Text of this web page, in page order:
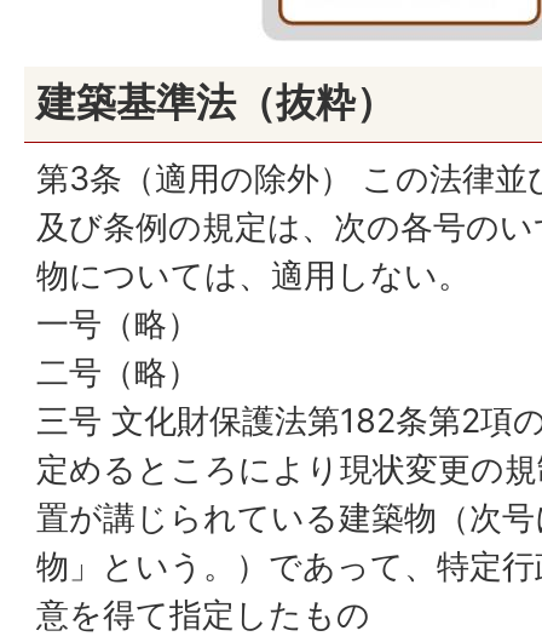
建築基準法（抜粋）
第3条（適用の除外） この法律
及び条例の規定は、次の各号の
物については、適用しない。
一号（略）
二号（略）
三号 文化財保護法第182条第2項
定めるところにより現状変更の
置が講じられている建築物（次
物」という。）であって、特定
意を得て指定したもの